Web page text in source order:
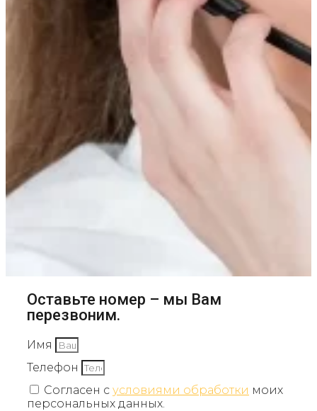
Оставьте номер – мы Вам
перезвоним.
Имя
Телефон
Согласен с условиями обработки моих
персональных данных.